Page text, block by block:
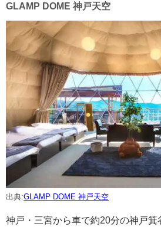
GLAMP DOME 神戸天空
出典:GLAMP DOME 神戸天空
神戸・三宮から車で約20分の神戸箕